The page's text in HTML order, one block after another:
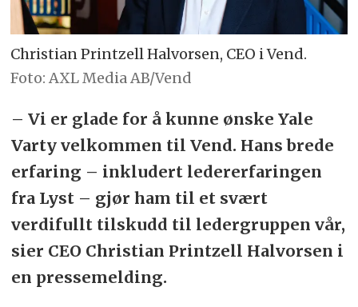
Christian Printzell Halvorsen, CEO i Vend.
Foto: AXL Media AB/Vend
– Vi er glade for å kunne ønske Yale
Varty velkommen til Vend. Hans brede
erfaring – inkludert ledererfaringen
fra Lyst – gjør ham til et svært
verdifullt tilskudd til ledergruppen vår,
sier CEO Christian Printzell Halvorsen i
en pressemelding.